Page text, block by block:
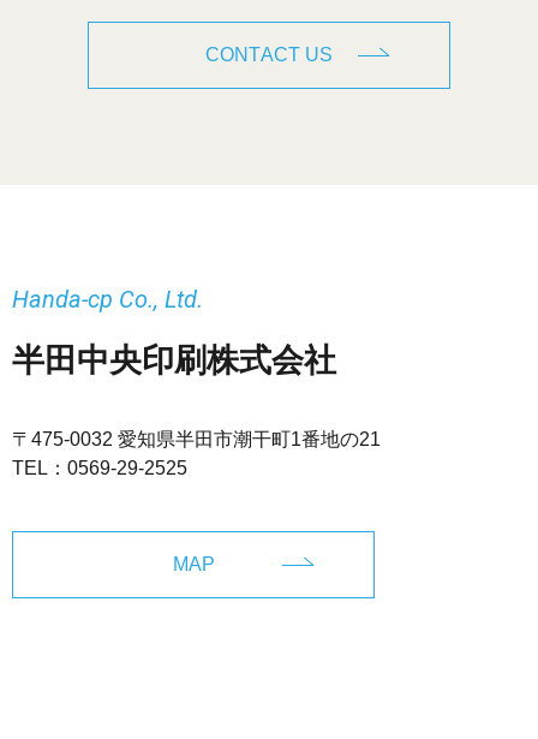
CONTACT US
半田中央印刷株式会社
Handa-cp Co., Ltd.
〒475-0032 愛知県半田市潮干町1番地の21
TEL： 0569-29-2525
MAP